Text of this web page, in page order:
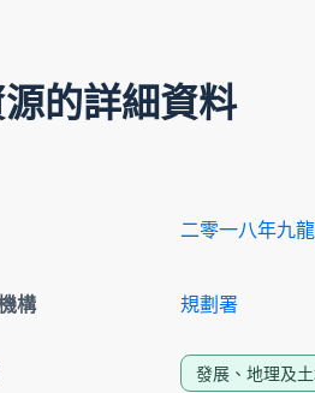
的詳細資料
二零一八年九
構 規劃署
發展、地理及